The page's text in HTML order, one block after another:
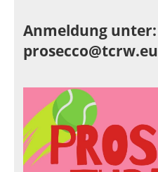
Anmeldung unter:
prosecco@tcrw.eu